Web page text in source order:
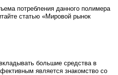
потребления данного полимера
статью «Мировой рынок
большие средства в
является знакомство со